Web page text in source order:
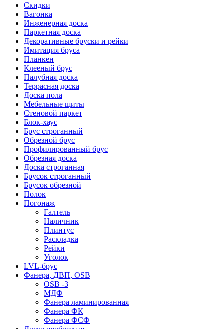
Скидки
Вагонка
Инженерная доска
Паркетная доска
Декоративные бруски и рейки
Имитация бруса
Планкен
Клееный брус
Палубная доска
Террасная доска
Доска пола
Мебельные щиты
Стеновой паркет
Блок-хаус
Брус строганный
Обрезной брус
Профилированный брус
Обрезная доска
Доска строганная
Брусок строганный
Брусок обрезной
Полок
Погонаж
Галтель
Наличник
Плинтус
Раскладка
Рейки
Уголок
LVL-брус
Фанера, ДВП, OSB
OSB -3
МДФ
Фанера ламинированная
Фанера ФК
Фанера ФСФ